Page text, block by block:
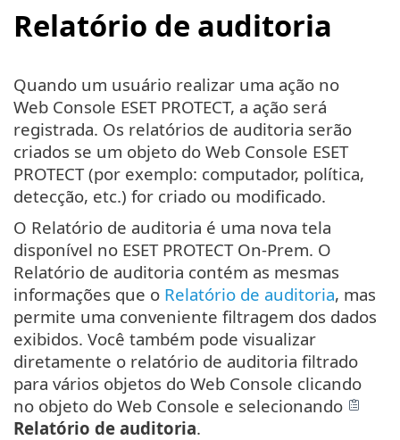
Relatório de auditoria
Quando um usuário realizar uma ação no
Web Console ESET PROTECT, a ação será
registrada. Os relatórios de auditoria serão
criados se um objeto do Web Console ESET
PROTECT (por exemplo: computador, política,
detecção, etc.) for criado ou modificado.
O Relatório de auditoria é uma nova tela
disponível no ESET PROTECT On-Prem. O
Relatório de auditoria contém as mesmas
informações que o Relatório de auditoria, mas
permite uma conveniente filtragem dos dados
exibidos. Você também pode visualizar
diretamente o relatório de auditoria filtrado
para vários objetos do Web Console clicando
no objeto do Web Console e selecionando
Relatório de auditoria.